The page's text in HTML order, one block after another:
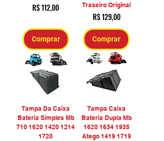
Preço
R$ 112,00
Comprar
Traseiro Original
Preço
R$ 129,00
Comprar
Tampa Da Caixa
Bateria Simples Mb
710 1620 1420 1214
1720
Tampa Caixa
Bateria Dupla Mb
1620 1634 1935
Atego 1419 1719